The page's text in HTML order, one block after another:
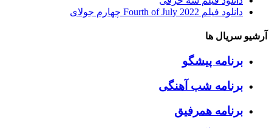
دانلود فیلم Fourth of July 2022 چهارم جولای
آرشیو سریال ها
برنامه پیشگو
برنامه شب آهنگی
برنامه همرفیق